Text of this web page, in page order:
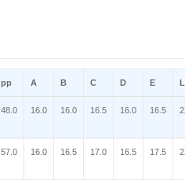
pp A B C D E
48.0 16.0 16.0 16.5 16.0 16.5
57.0 16.0 16.5 17.0 16.5 17.5